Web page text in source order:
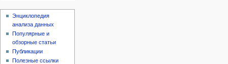
Энциклопедия
анализа данных
Популярные и
обзорные статьи
Публикации
Полезные ссылки